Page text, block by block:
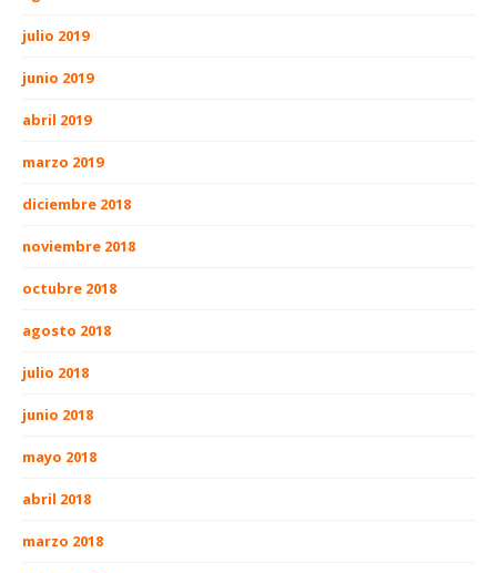
julio 2019
junio 2019
abril 2019
marzo 2019
diciembre 2018
noviembre 2018
octubre 2018
agosto 2018
julio 2018
junio 2018
mayo 2018
abril 2018
marzo 2018